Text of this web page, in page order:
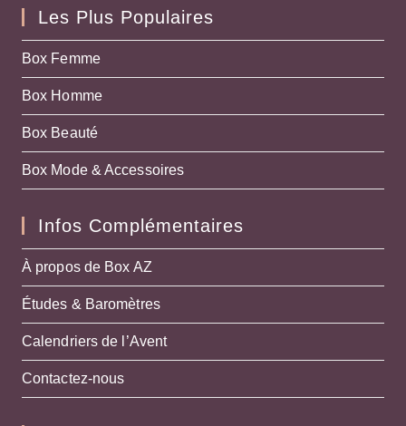
Les Plus Populaires
Box Femme
Box Homme
Box Beauté
Box Mode & Accessoires
Infos Complémentaires
À propos de Box AZ
Études & Baromètres
Calendriers de l’Avent
Contactez-nous